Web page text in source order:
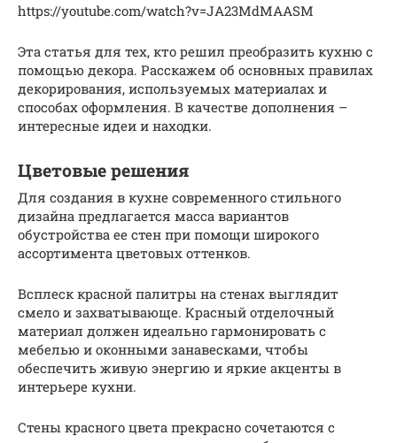
https://youtube.com/watch?v=JA23MdMAASM
Эта статья для тех, кто решил преобразить кухню с
помощью декора. Расскажем об основных правилах
декорирования, используемых материалах и
способах оформления. В качестве дополнения –
интересные идеи и находки.
Цветовые решения
Для создания в кухне современного стильного
дизайна предлагается масса вариантов
обустройства ее стен при помощи широкого
ассортимента цветовых оттенков.
Всплеск красной палитры на стенах выглядит
смело и захватывающе. Красный отделочный
материал должен идеально гармонировать с
мебелью и оконными занавесками, чтобы
обеспечить живую энергию и яркие акценты в
интерьере кухни.
Стены красного цвета прекрасно сочетаются с